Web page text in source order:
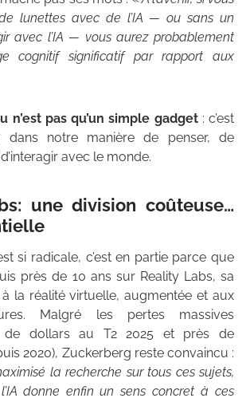
lunettes avec de l’IA — ou sans un
avec l’IA — vous aurez probablement
cognitif significatif par rapport aux
n’est pas qu’un simple gadget: c’est
dans notre manière de penser, de
avec le monde.
une division coûteuse…
si radicale, c’est en partie parce que
près de 10 ans sur Reality Labs, sa
la réalité virtuelle, augmentée et aux
Malgré les pertes massives
de dollars au T2 2025 et près de
2020), Zuckerberg reste convaincu :
la recherche sur tous ces sujets,
donne enfin un sens concret à ces